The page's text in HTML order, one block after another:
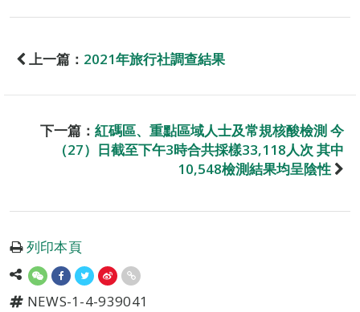
上一篇： 2021年旅行社調查結果
下一篇： 紅碼區、重點區域人士及常規核酸檢測 今
（27）日截至下午3時合共採樣33,118人次 其中
10,548檢測結果均呈陰性
列印本頁
NEWS-1-4-939041